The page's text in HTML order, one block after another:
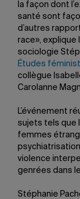
la façon dont
santé sont
d’autres
race»,
sociologie
Études
collègue
Carolanne
L’événement
sujets tels que
femmes
violence
genrées dans
Stéphanie